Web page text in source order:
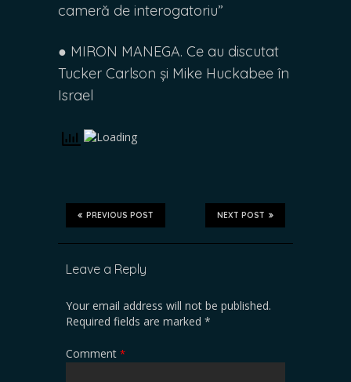
cameră de interogatoriu”
● MIRON MANEGA. Ce au discutat
Tucker Carlson și Mike Huckabee în
Israel
NEXT POST
PREVIOUS POST
Leave a Reply
Your email address will not be published.
Required fields are marked *
Comment *